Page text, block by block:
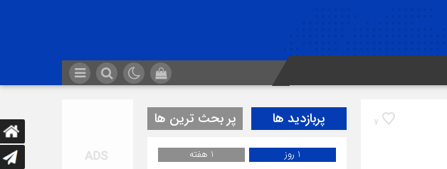
7 پربازدید ها پر بحث ترین ها
1 روز
1 هفته